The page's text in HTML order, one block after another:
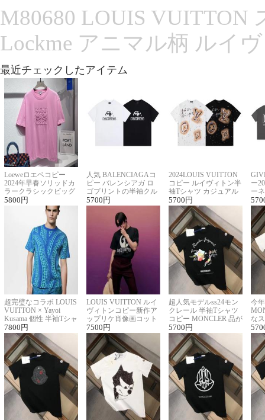
M80680 LOUIS VUITTON
Lockme アニマル柄 ルイ
最近チェックしたアイテム
Loeweロエベコピー
2024年早春ソリッドカ
ラークラシックビッグ
ロゴ刺繍Tシャツ
5800 円
人気 BALENCIAGAコ
ピー バレンシアガ ロ
ゴプリントの半袖クル
ーネックTシャツ
5700 円
2024LOUIS VUITTON
コピー ルイヴィトン半
袖Tシャツ カジュアル
に馴染む 2色展開
5700 円
ー
ー
ー
超完璧なコラボ LOUIS
VUITTON × Yayoi
Kusama 個性 半袖Tシャ
ツコピー男女兼用
7800 円
LOUIS VUITTON ルイ
ヴィトンコピー新作ア
ップリケ肖像画コット
ンニット半袖Tシャツ
7500 円
超人気モデルss24モン
クレール 半袖Tシャツ
コピー MONCLER 品が
良く見た目
5700 円
今
な
ル